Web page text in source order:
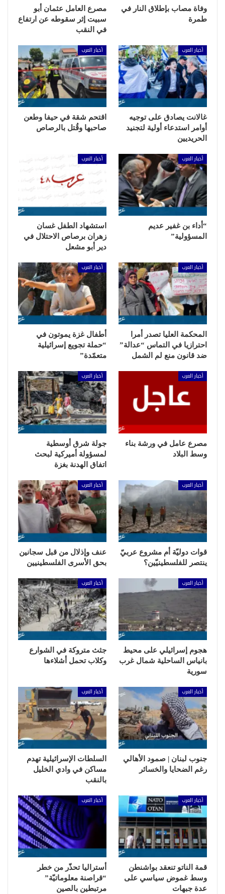
وفاة مصاب بإطلاق النار في
طمرة
مصرع العامل عثمان أبو
سبيت إثر سقوطه عن ارتفاع
في النقب
أخبار العرب
غالانت يصادق على توجيه
أوامر استدعاء أولية لتجنيد
الحريديين
أخبار العرب
اقتحم شقة في حيفا وطعن
صاحبها وقُتل بالرصاص
أخبار العرب
“أداء بن غفير عديم
المسؤولية”
أخبار العرب
استشهاد الطفل غسان
زهران برصاص الاحتلال في
دير أبو مشعل
أخبار العرب
المحكمة العليا تصدر أمرا
احترازيا في التماس “عدالة”
ضد قانون منع لم الشمل
أخبار العرب
أطفال غزة يموتون في
“حملة تجويع إسرائيلية
متعمّدة”
أخبار العرب
مصرع عامل في ورشة بناء
وسط البلاد
أخبار العرب
جولة شرق أوسطية
لمسؤولة أميركية لبحث
اتفاق الهدنة بغزة
أخبار العرب
قوات دوليّة أم مشروع عربيّ
ينتصر للفلسطينيّين؟
أخبار العرب
عنف وإذلال من قبل سجانين
بحق الأسرى الفلسطينيين
أخبار العرب
هجوم إسرائيلي على محيط
بانياس الساحلية شمال غرب
سورية
أخبار العرب
جثث متروكة في الشوارع
وكلاب تحمل أشلاءها
أخبار العرب
جنوب لبنان | صمود الأهالي
رغم الضحايا والخسائر
أخبار العرب
السلطات الإسرائيلية تهدم
مساكن في وادي الخليل
بالنقب
أخبار العرب
قمة الناتو تنعقد بواشنطن
وسط غموض سياسي على
عدة جبهات
أخبار العرب
أستراليا تحذّر من خطر
“قراصنة معلوماتيّة”
مرتبطين بالصين